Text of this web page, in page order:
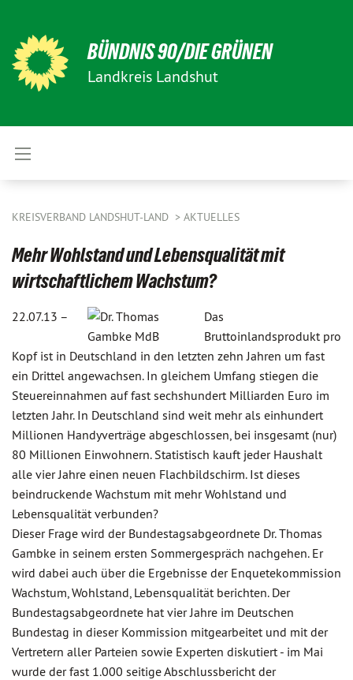
BÜNDNIS 90/DIE GRÜNEN
Landkreis Landshut
KREISVERBAND LANDSHUT-LAND AKTUELLES
Mehr Wohlstand und Lebensqualität mit
wirtschaftlichem Wachstum?
22.07.13 –
Das
Bruttoinlandsprodukt pro
Kopf ist in Deutschland in den letzten zehn Jahren um fast
ein Drittel angewachsen. In gleichem Umfang stiegen die
Steuereinnahmen auf fast sechshundert Milliarden Euro im
letzten Jahr. In Deutschland sind weit mehr als einhundert
Millionen Handyverträge abgeschlossen, bei insgesamt (nur)
80 Millionen Einwohnern. Statistisch kauft jeder Haushalt
alle vier Jahre einen neuen Flachbildschirm. Ist dieses
beindruckende Wachstum mit mehr Wohlstand und
Lebensqualität verbunden?
Dieser Frage wird der Bundestagsabgeordnete Dr. Thomas
Gambke in seinem ersten Sommergespräch nachgehen. Er
wird dabei auch über die Ergebnisse der Enquetekommission
Wachstum, Wohlstand, Lebensqualität berichten. Der
Bundestagsabgeordnete hat vier Jahre im Deutschen
Bundestag in dieser Kommission mitgearbeitet und mit der
Vertretern aller Parteien sowie Experten diskutiert - im Mai
wurde der fast 1.000 seitige Abschlussbericht der